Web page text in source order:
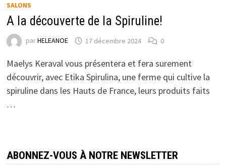
SALONS
A la découverte de la Spiruline!
parHELEANOE 17 décembre 2024 0
Maelys Keraval vous présentera et fera surement
découvrir, avec Etika Spirulina, une ferme qui cultive la
spiruline dans les Hauts de France, leurs produits faits
…
ABONNEZ-VOUS À NOTRE NEWSLETTER